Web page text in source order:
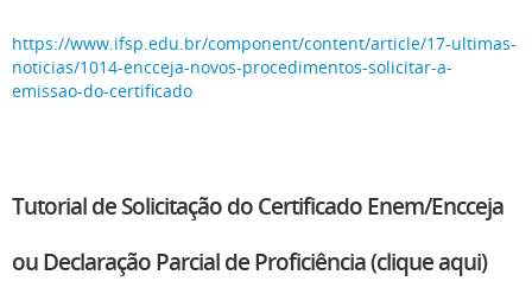
https://www.ifsp.edu.br/component/content/article/17-ultimas-
noticias/1014-encceja-novos-procedimentos-solicitar-a-
emissao-do-certificado
Tutorial de Solicitação do Certificado Enem/Encceja
ou Declaração Parcial de Proficiência (clique aqui)